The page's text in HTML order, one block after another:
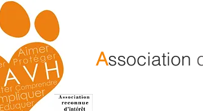
Association